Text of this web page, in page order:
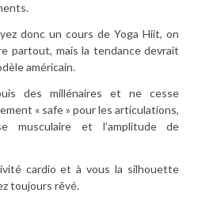
donc un cours de Yoga Hiit, on
partout, mais la tendance devrait
américain.
des millénaires et ne cesse
« safe » pour les articulations,
musculaire et l’amplitude de
cardio et à vous la silhouette
toujours rêvé.